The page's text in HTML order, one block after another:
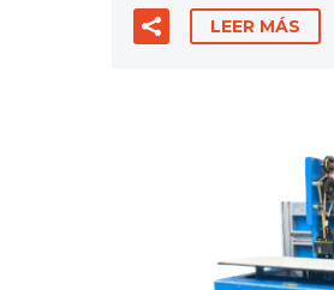
LEER MÁS